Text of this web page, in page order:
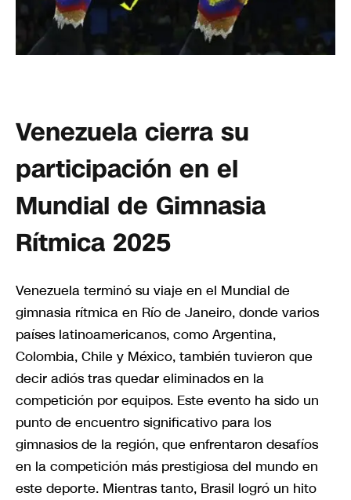
Venezuela cierra su
participación en el
Mundial de Gimnasia
Rítmica 2025
Venezuela terminó su viaje en el Mundial de
gimnasia rítmica en Río de Janeiro, donde varios
países latinoamericanos, como Argentina,
Colombia, Chile y México, también tuvieron que
decir adiós tras quedar eliminados en la
competición por equipos. Este evento ha sido un
punto de encuentro significativo para los
gimnasios de la región, que enfrentaron desafíos
en la competición más prestigiosa del mundo en
este deporte. Mientras tanto, Brasil logró un hito